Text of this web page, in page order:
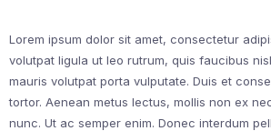
Lorem ipsum dolor sit amet, consectetur
volutpat ligula ut leo rutrum, quis faucibus
mauris volutpat porta vulputate. Duis et
tortor. Aenean metus lectus, mollis non ex
nunc. Ut ac semper enim. Donec interdum